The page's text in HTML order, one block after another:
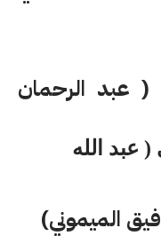
( عبد الرحمان
( عبد الله
الميموني)